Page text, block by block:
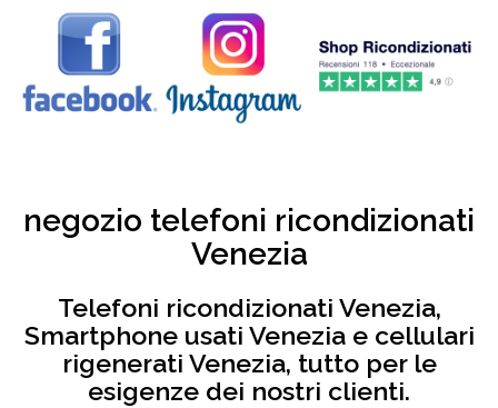
negozio telefoni ricondizionati
Venezia
Telefoni ricondizionati Venezia,
Smartphone usati Venezia e cellulari
rigenerati Venezia, tutto per le
esigenze dei nostri clienti.